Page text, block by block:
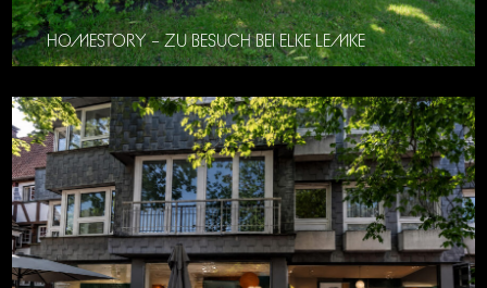
HOMESTORY – ZU BESUCH BEI ELKE LEMKE